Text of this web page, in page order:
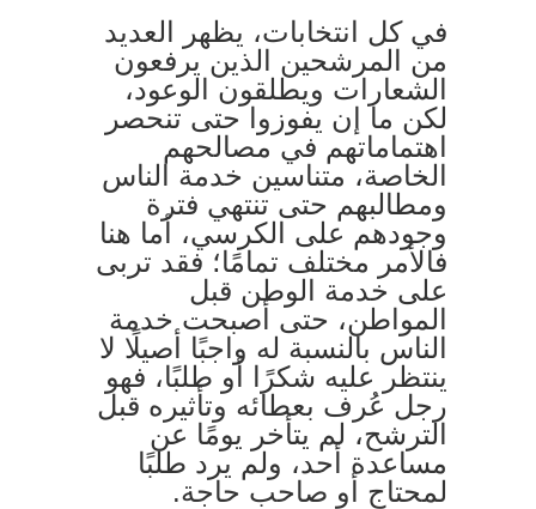
في كل انتخابات، يظهر العديد
من المرشحين الذين يرفعون
الشعارات ويطلقون الوعود،
لكن ما إن يفوزوا حتى تنحصر
اهتماماتهم في مصالحهم
الخاصة، متناسين خدمة الناس
ومطالبهم حتى تنتهي فترة
وجودهم على الكرسي، أما هنا
فالأمر مختلف تمامًا؛ فقد تربى
على خدمة الوطن قبل
المواطن، حتى أصبحت خدمة
الناس بالنسبة له واجبًا أصيلًا لا
ينتظر عليه شكرًا أو طلبًا، فهو
رجل عُرف بعطائه وتأثيره قبل
الترشح، لم يتأخر يومًا عن
مساعدة أحد، ولم يرد طلبًا
لمحتاج أو صاحب حاجة.